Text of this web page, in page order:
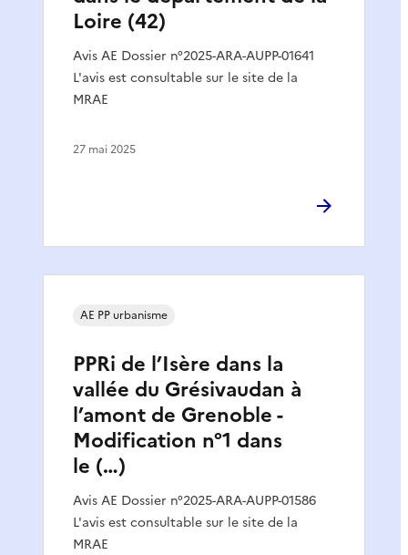
Loire (42)
Avis AE Dossier n°2025-ARA-AUPP-01641
L'avis est consultable sur le site de la
MRAE
27 mai 2025
PPRi de l’Isère dans la
vallée du Grésivaudan à
l’amont de Grenoble -
Modification n°1 dans
le (…)
Avis AE Dossier n°2025-ARA-AUPP-01586
L'avis est consultable sur le site de la
MRAE
AE PP urbanisme